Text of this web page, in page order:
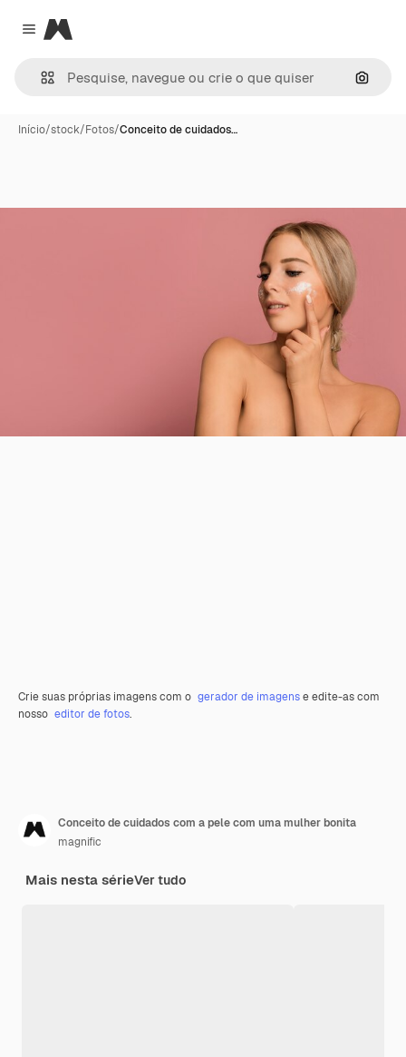
Close menu
Magnific
Início/stock/Fotos/Conceito de cuidados…
Crie suas próprias imagens com o gerador de imagense edite-as com
nosso editor de fotos.
Conceito de cuidados com a pele com uma mulher bonita
magnific
Mais nesta sérieVer tudo